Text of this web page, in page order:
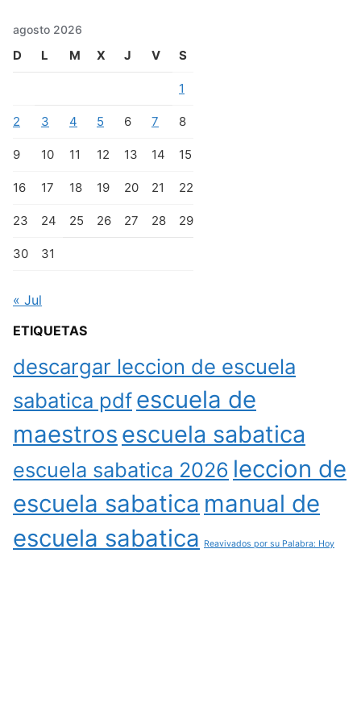
agosto 2026
D L M X J V S
1
2 3 4 5 6 7 8
9 10 11 12 13 14 15
16 17 18 19 20 21 22
23 24 25 26 27 28 29
30 31
« Jul
ETIQUETAS
descargar leccion de escuela
sabatica pdfescuela de
maestros escuela sabatica
escuela sabatica 2026 leccion de
escuela sabatica manual de
escuela sabatica
Reavivados por su Palabra: Hoy